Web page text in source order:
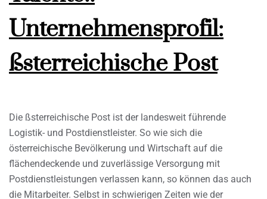
Unternehmensprofil:
ßsterreichische Post
Die ßsterreichische Post ist der landesweit führende
Logistik- und Postdienstleister. So wie sich die
österreichische Bevölkerung und Wirtschaft auf die
flächendeckende und zuverlässige Versorgung mit
Postdienstleistungen verlassen kann, so können das auch
die Mitarbeiter. Selbst in schwierigen Zeiten wie der